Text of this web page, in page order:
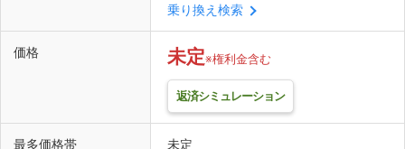
乗り換え検索
価格 未定※権利金含む
返済シミュレーション
最多価格帯 未定